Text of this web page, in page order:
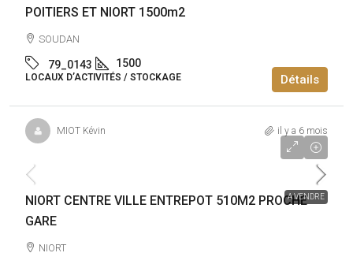
POITIERS ET NIORT 1500m2
SOUDAN
79_0143 1500
LOCAUX D’ACTIVITÉS / STOCKAGE Détails
MIOT Kévin il y a 6 mois
A VENDRE
NIORT CENTRE VILLE ENTREPOT 510M2 PROCHE
GARE
NIORT